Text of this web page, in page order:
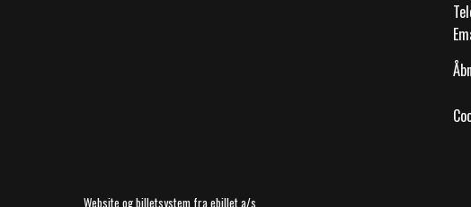
Website og billetsystem fra ebillet a/s